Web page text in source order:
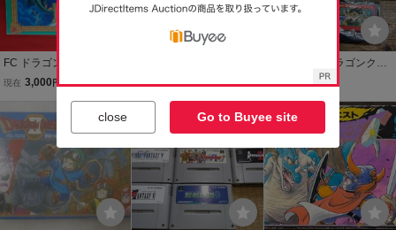
FC ドラゴンスクロール
甦りし魔竜 箱・説明書付
現在 3,000 円 現在 2,970円
ファミコン ドラゴンクエ
ストⅢ ソフト カセッ
ラクエ3 FC レトロ 鳥山
明 エニックス すぎや
現在 810円
close Go to Buyee site